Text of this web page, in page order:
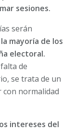
sesiones.
serán
mayoría de los
electoral.
de
se trata de un
con normalidad
intereses del